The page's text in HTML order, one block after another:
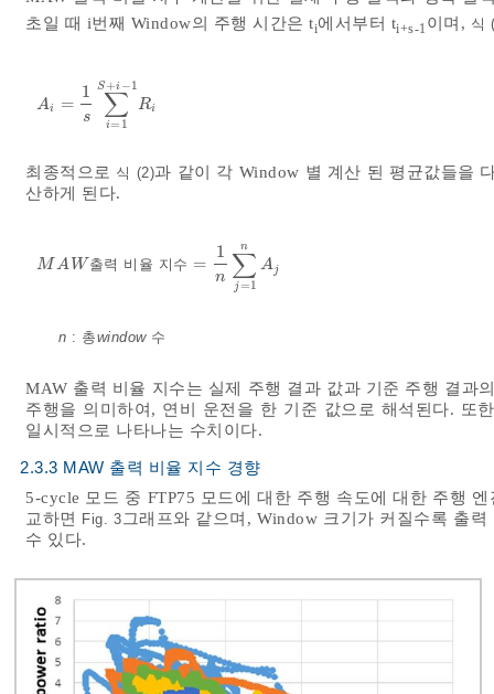
초일 때 i번째 Window의 주행 시간은 ti에서부터 ti+s-1 이며, 식
Ai =
1
s ∑
i= 1
S+i −1
Ri
Ai =1 s∑ =1 S +i-
최종적으로 식 (2)과 같이 각 Window 별 계산 된 평균값들을
산하게 된다.
M A W 출력 비 율 지 수 =
1
n ∑
j =1
n
Aj
MAW출력 비율 지수= 1n ∑j=1
n : 총window수
MAW 출력 비율 지수는 실제 주행 결과 값과 기준 주행 결과
주행을 의미하여, 연비 운전을 한 기준 값으로 해석된다. 또
일시적으로 나타나는 수치이다.
2.3.3 MAW 출력 비율 지수 경향
5-cycle 모드 중 FTP75 모드에 대한 주행 속도에 대한 주행
교하면 Fig. 3 그래프와 같으며, Window 크기가 커질수록 출
수 있다.